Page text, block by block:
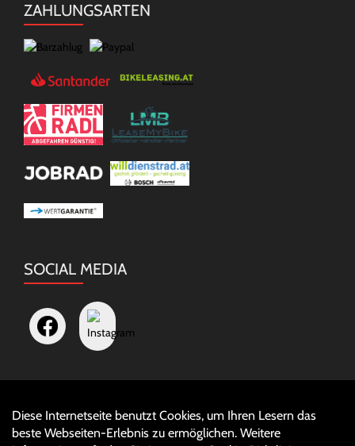
ZAHLUNGSARTEN
SOCIAL MEDIA
Diese Internetseite benutzt Cookies, um Ihren Lesern das
beste Webseiten-Erlebnis zu ermöglichen. Weitere
Auftrag widerrufen